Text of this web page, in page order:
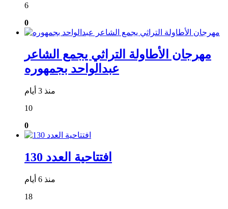
6
0
مهرجان الأطاولة التراثي يجمع الشاعر
عبدالواحد بجمهوره
منذ 3 أيام
10
0
افتتاحية العدد 130
منذ 6 أيام
18